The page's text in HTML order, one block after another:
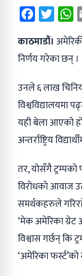
काठमाडौं।
निर्णय गरेका छन् ।
उनले ६ लाख
विश्वविद्यालयमा
यही बेला आएको
अन्तर्राष्ट्रिय
तर, योसँगै ट्रम्पको
विरोधको आवाज
समर्थकहरुले
‘मेक अमेरिका
विश्वास गर्छन् कि
‘अमेरिका